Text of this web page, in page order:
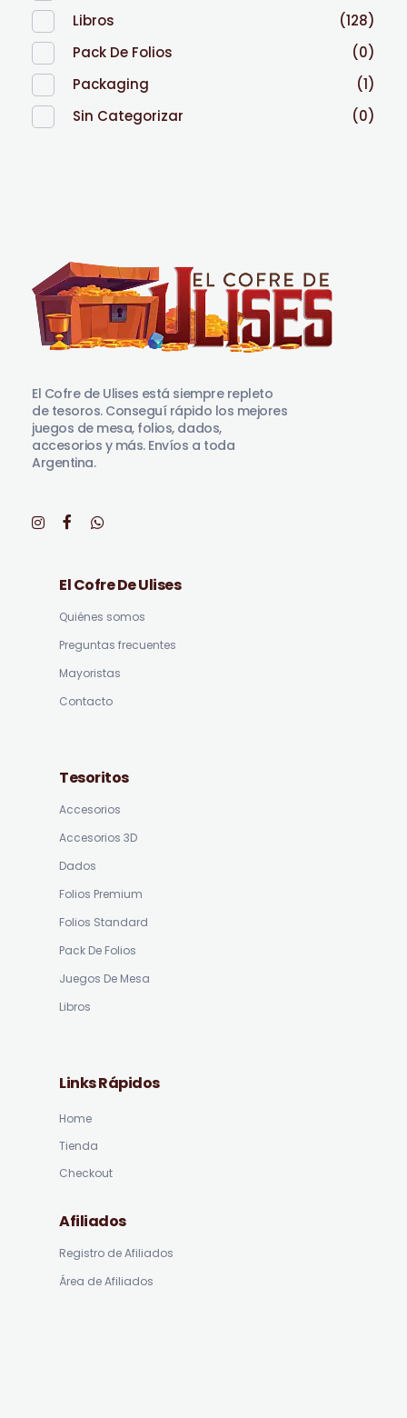
Libros
(128)
Pack De Folios
(0)
Packaging
(1)
Sin Categorizar
(0)
El Cofre de Ulises está siempre repleto
de tesoros. Conseguí rápido los mejores
juegos de mesa, folios, dados,
accesorios y más. Envíos a toda
Argentina.
El Cofre De Ulises
Quiénes somos
Preguntas frecuentes
Mayoristas
Contacto
Tesoritos
Accesorios
Accesorios 3D
Dados
Folios Premium
Folios Standard
Pack De Folios
Juegos De Mesa
Libros
Links Rápidos
Home
Tienda
Checkout
Afiliados
Registro de Afiliados
Área de Afiliados